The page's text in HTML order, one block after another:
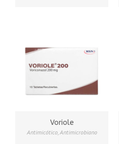
Voriole
Antimicótico, Antimicrobiano